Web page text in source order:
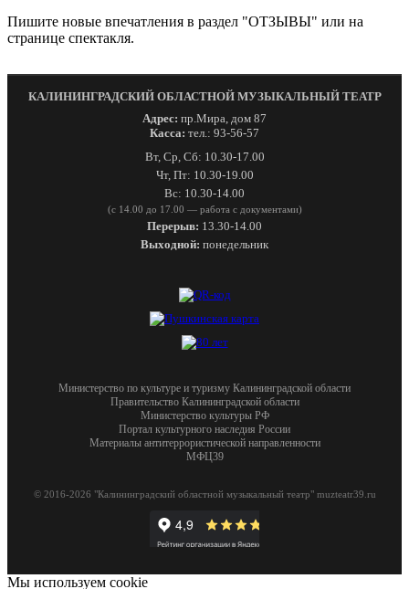
Пишите новые впечатления в раздел "ОТЗЫВЫ" или на
странице спектакля.
КАЛИНИНГРАДСКИЙ ОБЛАСТНОЙ МУЗЫКАЛЬНЫЙ ТЕАТР
Адрес: пр.Мира, дом 87
Касса: тел.: 93-56-57
Вт, Ср, Сб: 10.30-17.00
Чт, Пт: 10.30-19.00
Вс: 10.30-14.00
(с 14.00 до 17.00 — работа с документами)
Перерыв: 13.30-14.00
Выходной: понедельник
Министерство по культуре и туризму Калининградской области
Правительство Калининградской области
Министерство культуры РФ
Портал культурного наследия России
Материалы антитеррористической направленности
МФЦ39
© 2016-2026 "Калининградский областной музыкальный театр" muzteatr39.ru
Мы используем cookie